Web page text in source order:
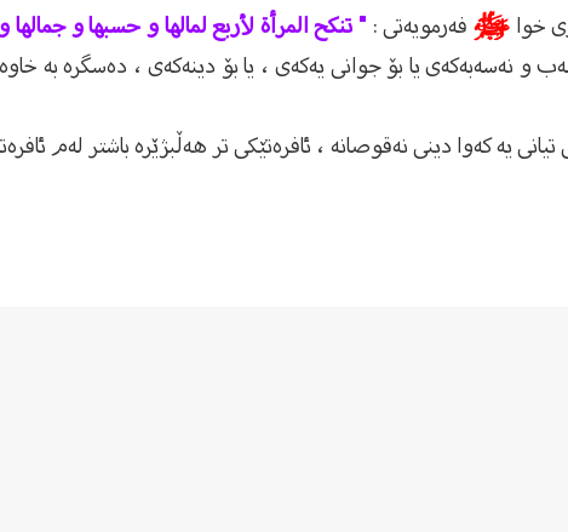
خواﷺفەرمویەتی : " تنكح المرأة لأربع لمالها و حسبها و
و نەسەبەکەی یا بۆ جوانی یەکەی ، یا بۆ دینەکەی ، دەسگرە بە
یە کەوا دینی نەقوصانە ، ئافرەتێکی تر هەڵبژێرە باشتر لەم